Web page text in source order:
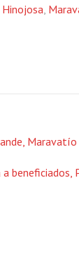
Hinojosa
Maravatío
beneficiados,